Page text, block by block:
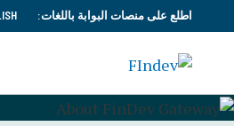
اطلع على منصات البوابة باللغات: